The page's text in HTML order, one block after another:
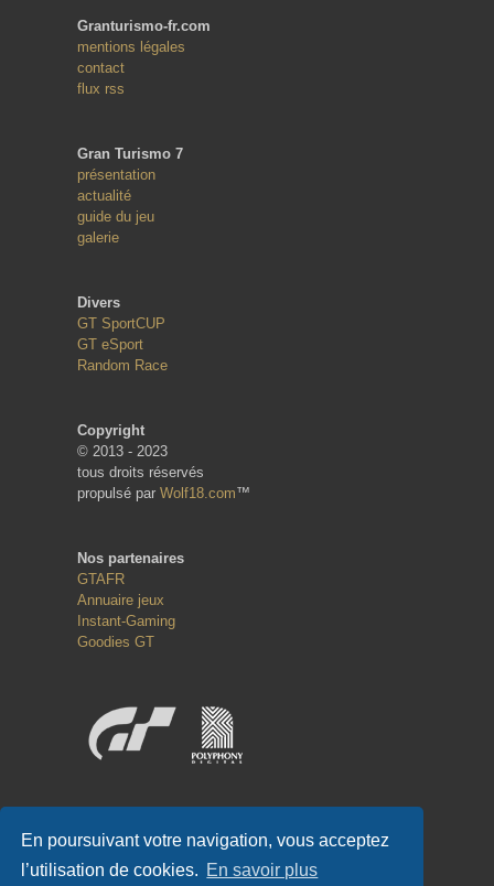
En poursuivant votre navigation, vous acceptez
l’utilisation de cookies. En savoir plus
Granturismo-fr.com
mentions légales
contact
flux rss
Gran Turismo 7
présentation
actualité
guide du jeu
galerie
Divers
GT SportCUP
GT eSport
Random Race
Copyright
© 2013 - 2023
tous droits réservés
propulsé par Wolf18.com™
Nos partenaires
GTAFR
Annuaire jeux
Instant-Gaming
Goodies GT